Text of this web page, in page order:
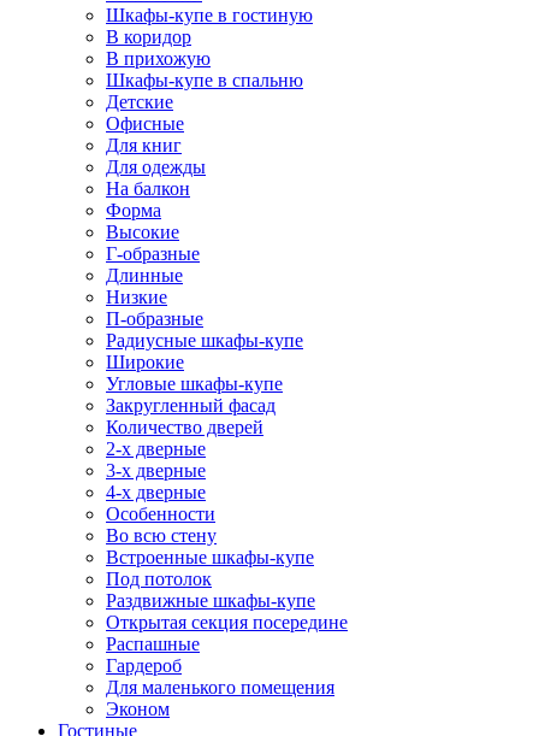
Шкафы-купе в гостиную
В коридор
В прихожую
Шкафы-купе в спальню
Детские
Офисные
Для книг
Для одежды
На балкон
Форма
Высокие
Г-образные
Длинные
Низкие
П-образные
Радиусные шкафы-купе
Широкие
Угловые шкафы-купе
Закругленный фасад
Количество дверей
2-х дверные
3-х дверные
4-х дверные
Особенности
Во всю стену
Встроенные шкафы-купе
Под потолок
Раздвижные шкафы-купе
Открытая секция посередине
Распашные
Гардероб
Для маленького помещения
Эконом
Гостиные